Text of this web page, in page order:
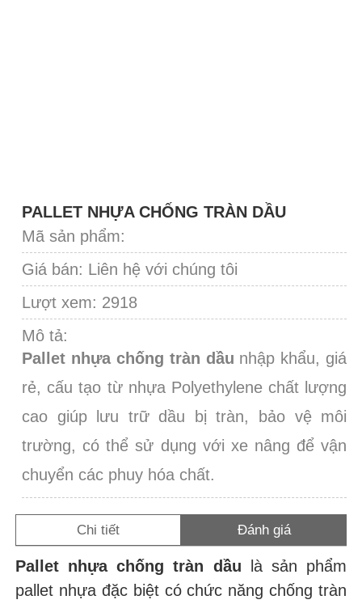
PALLET NHỰA CHỐNG TRÀN DẦU
Mã sản phẩm:
Giá bán: Liên hệ với chúng tôi
Lượt xem: 2918
Mô tả:
Pallet nhựa chống tràn dầu nhập khẩu, giá
rẻ, cấu tạo từ nhựa Polyethylene chất lượng
cao giúp lưu trữ dầu bị tràn, bảo vệ môi
trường, có thể sử dụng với xe nâng để vận
chuyển các phuy hóa chất.
Chi tiết Đánh giá
Pallet nhựa chống tràn dầu là sản phẩm
pallet nhựa đặc biệt có chức năng chống tràn